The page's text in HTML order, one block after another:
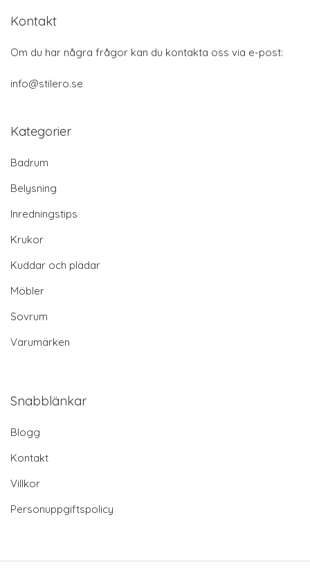
Kontakt
Om du har några frågor kan du kontakta oss via e-post:
info@stilero.se
Kategorier
Badrum
Belysning
Inredningstips
Krukor
Kuddar och plädar
Möbler
Sovrum
Varumärken
Snabblänkar
Blogg
Kontakt
Villkor
Personuppgiftspolicy